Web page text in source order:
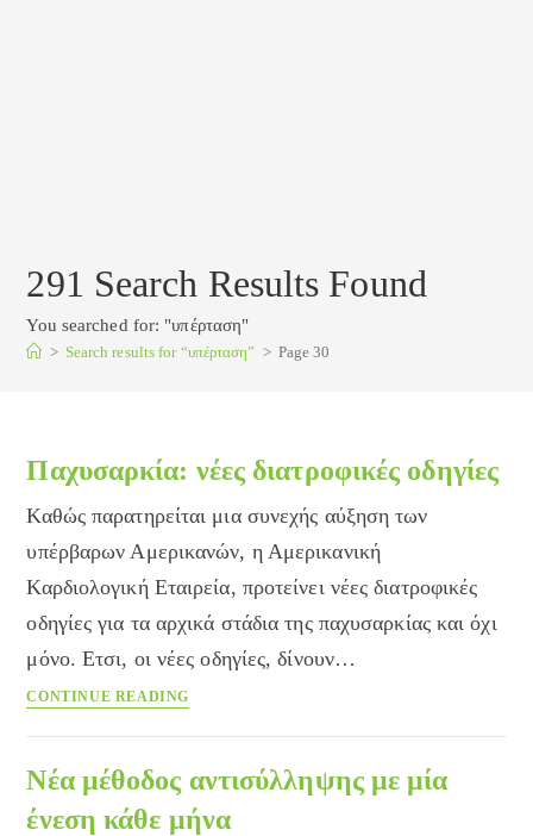
291 Search Results Found
You searched for: "υπέρταση"
> Search results for“υπέρταση” > Page 30
Παχυσαρκία: νέες διατροφικές οδηγίες
Καθώς παρατηρείται μια συνεχής αύξηση των
υπέρβαρων Αμερικανών, η Αμερικανική
Καρδιολογική Εταιρεία, προτείνει νέες διατροφικές
οδηγίες για τα αρχικά στάδια της παχυσαρκίας και όχι
μόνο. Ετσι, οι νέες οδηγίες, δίνουν…
CONTINUE READING
Νέα μέθοδος αντισύλληψης με μία
ένεση κάθε μήνα